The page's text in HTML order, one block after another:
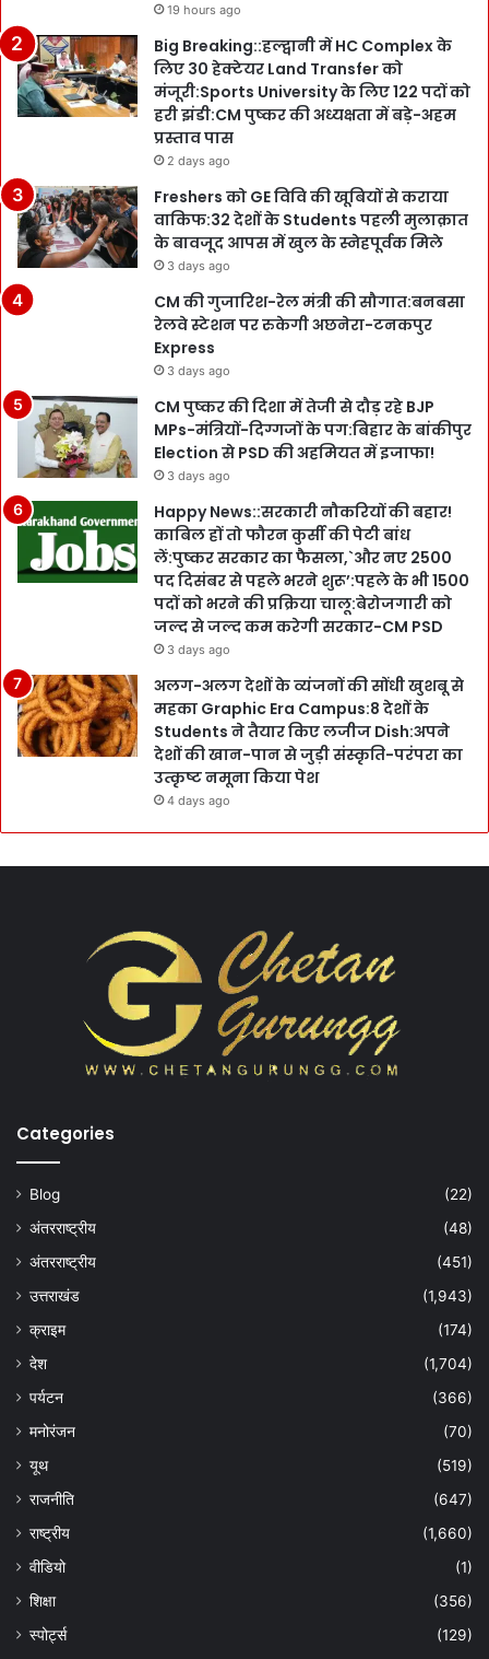
19 hours ago
Big Breaking::हल्द्वानी में HC Complex के
लिए 30 हेक्टेयर Land Transfer को
मंजूरी:Sports University के लिए 122 पदों को
हरी झंडी:CM पुष्कर की अध्यक्षता में बड़े-अहम
प्रस्ताव पास
2 days ago
Freshers को GE विवि की खूबियों से कराया
वाकिफ:32 देशों के Students पहली मुलाक़ात
के बावजूद आपस में खुल के स्नेहपूर्वक मिले
3 days ago
CM की गुजारिश-रेल मंत्री की सौगात:बनबसा
रेलवे स्टेशन पर रुकेगी अछनेरा-टनकपुर
Express
3 days ago
CM पुष्कर की दिशा में तेजी से दौड़ रहे BJP
MPs-मंत्रियों-दिग्गजों के पग:बिहार के बांकीपुर
Election से PSD की अहमियत में इजाफा!
3 days ago
Happy News::सरकारी नौकरियों की बहार!
काबिल हों तो फौरन कुर्सी की पेटी बांध
लें:पुष्कर सरकार का फैसला,`और नए 2500
पद दिसंबर से पहले भरने शुरू’:पहले के भी 1500
पदों को भरने की प्रक्रिया चालू:बेरोजगारी को
जल्द से जल्द कम करेगी सरकार-CM PSD
3 days ago
अलग-अलग देशों के व्यंजनों की सोंधी खुशबू से
महका Graphic Era Campus:8 देशों के
Students ने तैयार किए लजीज Dish:अपने
देशों की खान-पान से जुड़ी संस्कृति-परंपरा का
उत्कृष्ट नमूना किया पेश
4 days ago
Categories
Blog
(22)
अंतरराष्ट्रीय
(48)
अंतरराष्ट्रीय
(451)
उत्तराखंड
(1,943)
क्राइम
(174)
देश
(1,704)
पर्यटन
(366)
मनोरंजन
(70)
यूथ
(519)
राजनीति
(647)
राष्ट्रीय
(1,660)
वीडियो
(1)
शिक्षा
(356)
स्पोर्ट्स
(129)